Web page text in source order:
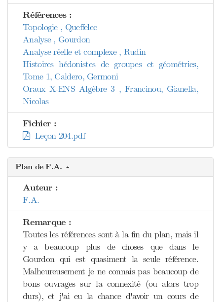
Références :
Topologie , Queffelec
Analyse , Gourdon
Analyse réelle et complexe , Rudin
Histoires hédonistes de groupes et géométries,
Tome 1, Caldero, Germoni
Oraux X-ENS Algèbre 3 , Francinou, Gianella,
Nicolas
Fichier :
Leçon 204.pdf
Plan de F.A.
Auteur :
F.A.
Remarque :
Toutes les références sont à la fin du plan, mais il
y a beaucoup plus de choses que dans le
Gourdon qui est quasiment la seule référence.
Malheureusement je ne connais pas beaucoup de
bons ouvrages sur la connexité (ou alors trop
durs), et j'ai eu la chance d'avoir un cours de